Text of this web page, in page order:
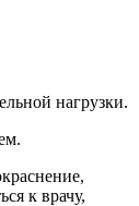
нагрузки.
к врачу,